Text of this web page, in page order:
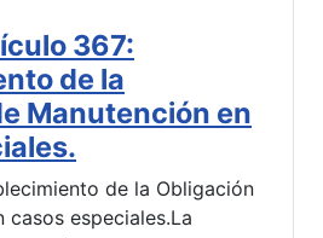
367:
de la
Manutención en
de la Obligación
casos especiales.La